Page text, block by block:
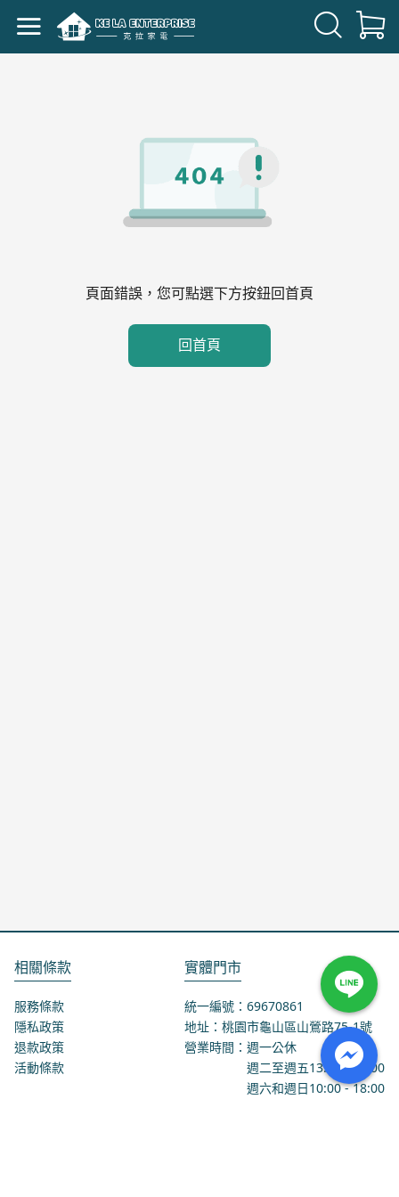
頁面錯誤，您可點選下方按鈕回首頁
回首頁
相關條款
服務條款
隱私政策
退款政策
活動條款
實體門市
統一編號：69670861
地址：桃園市龜山區山鶯路75-1號
營業時間：週一公休
週二至週五13:00 - 18:00
週六和週日10:00 - 18:00